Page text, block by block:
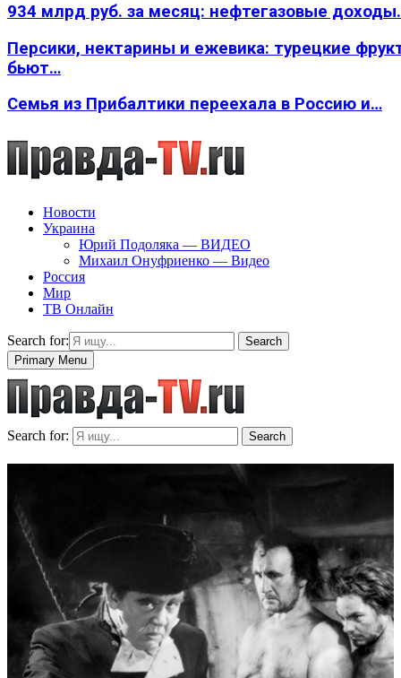
934 млрд руб. за месяц: нефтегазовые
Персики, нектарины и ежевика: турецкие
бьют…
Семья из Прибалтики переехала в Россию и…
Новости
Украина
Юрий Подоляка — ВИДЕО
Михаил Онуфриенко — Видео
Россия
Мир
ТВ Онлайн
Search for:
Search
Primary Menu
Search for: Search